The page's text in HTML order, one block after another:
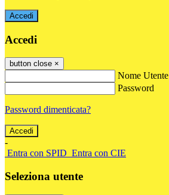
Accedi
Accedi
button close ×
Nome Utente
Password
Password dimenticata?
-
Entra con SPID Entra con CIE
Seleziona utente